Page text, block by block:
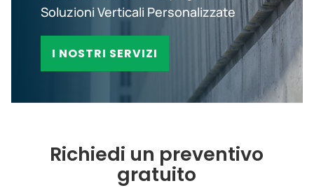
Soluzioni Verticali Personalizzate
I NOSTRI SERVIZI
Richiedi un preventivo
gratuito